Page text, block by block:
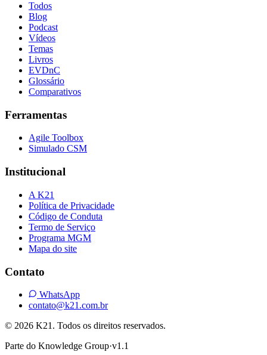
Todos
Blog
Podcast
Vídeos
Temas
Livros
EVDnC
Glossário
Comparativos
Ferramentas
Agile Toolbox
Simulado CSM
Institucional
A K21
Política de Privacidade
Código de Conduta
Termo de Serviço
Programa MGM
Mapa do site
Contato
WhatsApp
contato@k21.com.br
© 2026 K21. Todos os direitos reservados.
Parte do Knowledge Group·v1.1